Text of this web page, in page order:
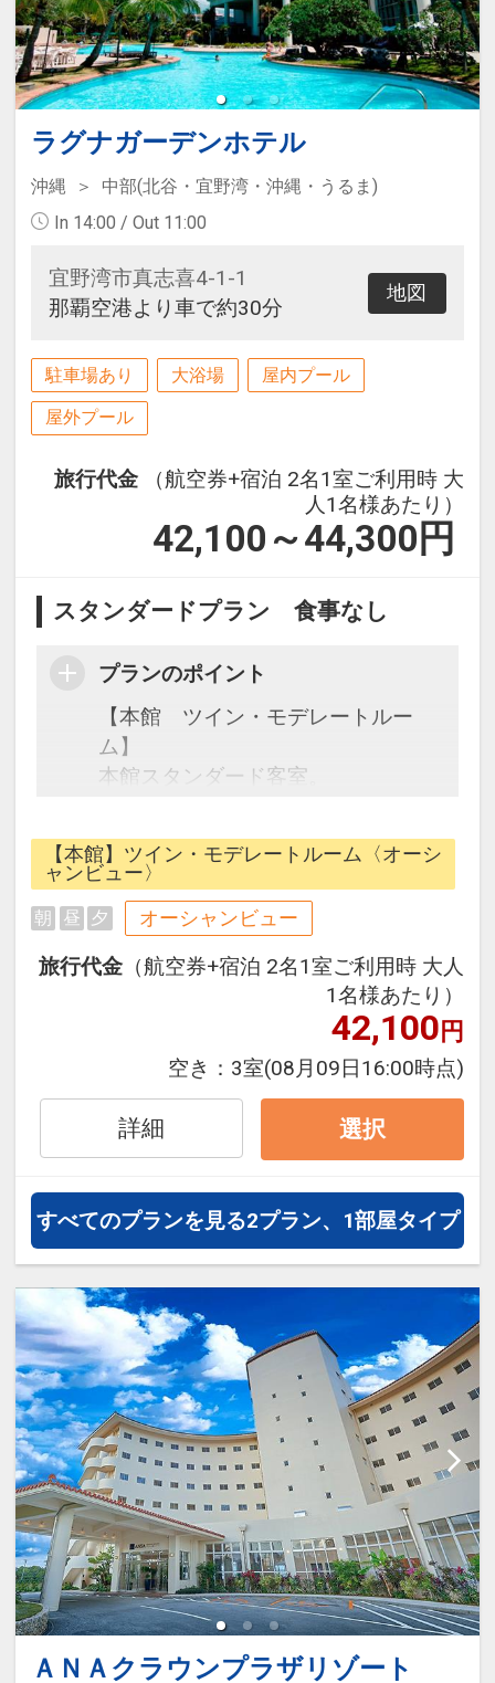
ラグナガーデンホテル
沖縄
中部(北谷・宜野湾・沖縄・うるま)
In 14:00 / Out 11:00
宜野湾市真志喜4-1-1
那覇空港より車で約30分
地図
駐車場あり 大浴場 屋内プール
屋外プール
旅行代金
（航空券+宿泊 2名1室ご利用時 大
人1名様あたり）
42,100～44,300 円
スタンダードプラン 食事なし
プランのポイント
【本館 ツイン・モデレートルー
ム】
本館スタンダード客室。
ことができ、沖縄ならではの色彩を
取り入れたモダンな空間が南国気分
を高めてくれます。
■朝食代としまして、添い寝の幼児
４歳～５歳（未就学児）幼児施設使
用料※おひとり/１泊あたり/￥600
円 全宿泊日 ※現地にてお支払下
【本館】ツイン・モデレートルーム〈オーシ
ャンビュー〉
朝 昼 夕 オーシャンビュー
旅行代金 （航空券+宿泊 2名1室ご利用時 大人
1名様あたり）
42,100円
空き： 3室(08月09日16:00時点)
詳細 選択
すべてのプランを見る2プラン、1部屋タイプ
ＡＮＡクラウンプラザリゾート